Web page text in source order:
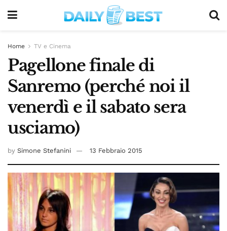
Home TV e Cinema
Pagellone finale di
Sanremo (perché noi il
venerdì e il sabato sera
usciamo)
by Simone Stefanini 13 Febbraio 2015